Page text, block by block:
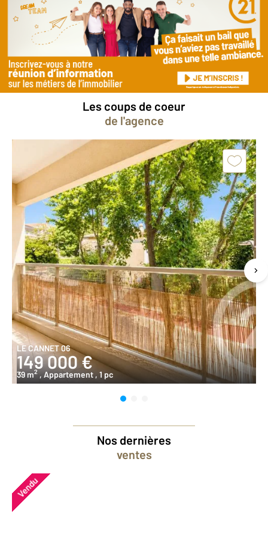
Besoin d'une estimation
gratuitepour votre bien ?
Prendre rendez-vous avec un professionnel
Les coups de coeur
de l'agence
LE CANNET 06
149 000 €
39 m2 , Appartement , 1 pc
Nos dernières
ventes
Vendu